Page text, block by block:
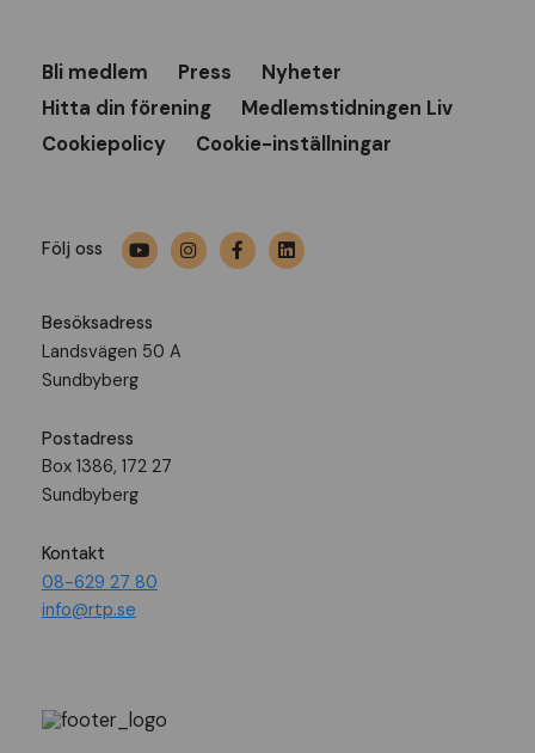
Bli medlem Press
Nyheter
Hitta din förening
Medlemstidningen Liv
Cookiepolicy
Cookie-inställningar
Följ oss
Besöksadress
Landsvägen 50 A
Sundbyberg
Postadress
Box 1386, 172 27
Sundbyberg
Kontakt
08-629 27 80
info@rtp.se